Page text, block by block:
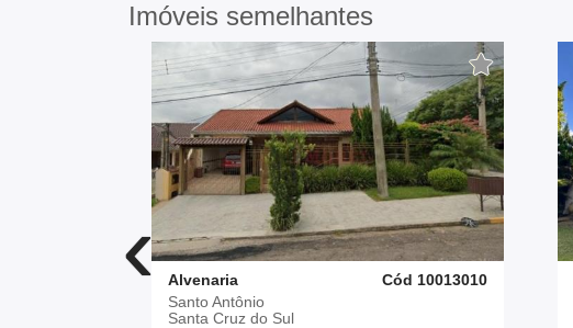
Imóveis semelhantes
‹ Alvenaria
Cód 10013010
Santo Antônio
Santa Cruz do Sul